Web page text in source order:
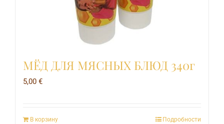
МЁД ДЛЯ МЯСНЫХ БЛЮД 340г
5,00 €
В корзину Подробности